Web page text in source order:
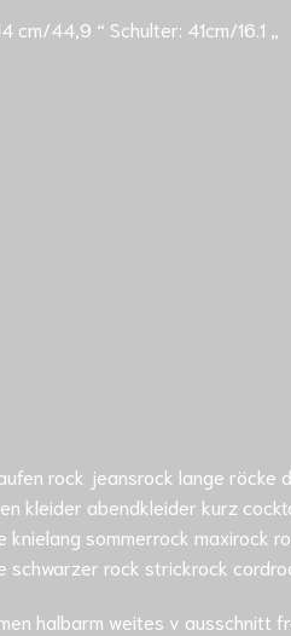
44,9 “ Schulter: 41cm/16.1 „
rock jeansrock lange
kleider abendkleider kurz
sommerrock maxirock
rock strickrock
halbarm weites v